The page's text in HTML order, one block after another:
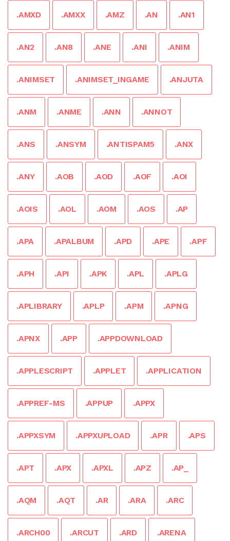
.AMXD .AMXX .AMZ .AN .AN1
.AN2 .AN8 .ANE .ANI .ANIM
.ANIMSET .ANIMSET_INGAME .ANJUTA
.ANM .ANME .ANN .ANNOT
.ANS .ANSYM .ANTISPAM5 .ANX
.ANY .AOB .AOD .AOF .AOI
.AOIS .AOL .AOM .AOS .AP
.APA .APALBUM .APD .APE .APF
.APH .API .APK .APL .APLG
.APLIBRARY .APLP .APM .APNG
.APNX .APP .APPDOWNLOAD
.APPLESCRIPT .APPLET .APPLICATION
.APPREF-MS .APPUP .APPX
.APPXSYM .APPXUPLOAD .APR .APS
.APT .APX .APXL .APZ .AP_
.AQM .AQT .AR .ARA .ARC
.ARCH00 .ARCUT .ARD .ARENA